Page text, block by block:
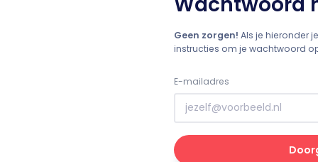
Geen zorgen! Als je hieronder
instructies om je wachtwoord
E-mailadres